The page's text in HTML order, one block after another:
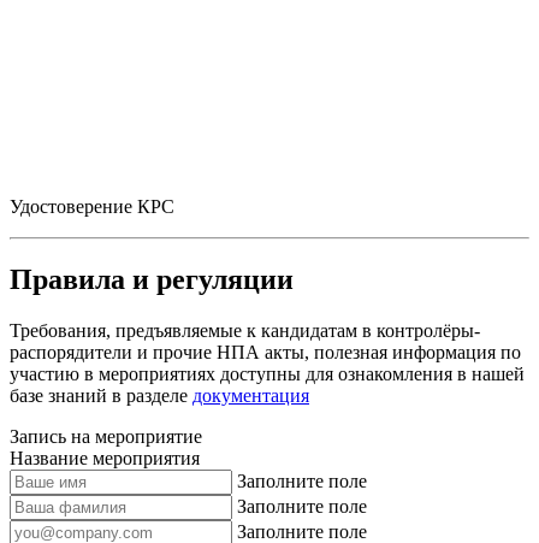
Удостоверение КРС
Правила и регуляции
Требования, предъявляемые к кандидатам в контролёры-
распорядители и прочие НПА акты, полезная информация по
участию в мероприятиях доступны для ознакомления в нашей
базе знаний в разделе документация
Запись на мероприятие
Название мероприятия
Заполните поле
Заполните поле
Заполните поле